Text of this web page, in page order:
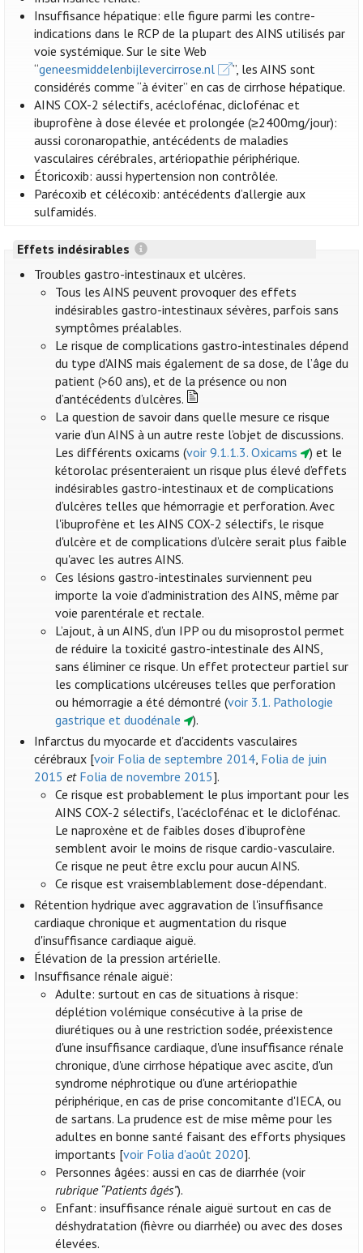
Insuffisance hépatique: elle figure parmi les contre-
indications dans le RCP de la plupart des AINS utilisés par
voie systémique. Sur le site Web
“geneesmiddelenbijlevercirrose.nl
”, les AINS sont
considérés comme “à éviter” en cas de cirrhose hépatique.
AINS COX-2 sélectifs, acéclofénac, diclofénac et
ibuprofène à dose élevée et prolongée (≥2400mg/jour):
aussi coronaropathie, antécédents de maladies
vasculaires cérébrales, artériopathie périphérique.
Étoricoxib: aussi hypertension non contrôlée.
Parécoxib et célécoxib: antécédents d’allergie aux
sulfamidés.
Effets indésirables
Troubles gastro-intestinaux et ulcères.
Tous les AINS peuvent provoquer des effets
indésirables gastro-intestinaux sévères, parfois sans
symptômes préalables.
Le risque de complications gastro-intestinales dépend
du type d’AINS mais également de sa dose, de l’âge du
patient (>60 ans), et de la présence ou non
d’antécédents d’ulcères.
La question de savoir dans quelle mesure ce risque
varie d’un AINS à un autre reste l’objet de discussions.
Les différents oxicams (voir 9.1.1.3. Oxicams
) et le
kétorolac présenteraient un risque plus élevé d’effets
indésirables gastro-intestinaux et de complications
d’ulcères telles que hémorragie et perforation. Avec
l'ibuprofène et les AINS COX-2 sélectifs, le risque
d'ulcère et de complications d’ulcère serait plus faible
qu'avec les autres AINS.
Ces lésions gastro-intestinales surviennent peu
importe la voie d’administration des AINS, même par
voie parentérale et rectale.
L’ajout, à un AINS, d’un IPP ou du misoprostol permet
de réduire la toxicité gastro-intestinale des AINS,
sans éliminer ce risque. Un effet protecteur partiel sur
les complications ulcéreuses telles que perforation
ou hémorragie a été démontré (voir 3.1. Pathologie
gastrique et duodénale
).
Infarctus du myocarde et d'accidents vasculaires
cérébraux [voir Folia de septembre 2014, Folia de juin
2015 et Folia de novembre 2015].
Ce risque est probablement le plus important pour les
AINS COX-2 sélectifs, l'acéclofénac et le diclofénac.
Le naproxène et de faibles doses d’ibuprofène
semblent avoir le moins de risque cardio-vasculaire.
Ce risque ne peut être exclu pour aucun AINS.
Ce risque est vraisemblablement dose-dépendant.
Rétention hydrique avec aggravation de l'insuffisance
cardiaque chronique et augmentation du risque
d'insuffisance cardiaque aiguë.
Élévation de la pression artérielle.
Insuffisance rénale aiguë:
Adulte: surtout en cas de situations à risque:
déplétion volémique consécutive à la prise de
diurétiques ou à une restriction sodée, préexistence
d'une insuffisance cardiaque, d'une insuffisance rénale
chronique, d'une cirrhose hépatique avec ascite, d'un
syndrome néphrotique ou d'une artériopathie
périphérique, en cas de prise concomitante d'IECA, ou
de sartans. La prudence est de mise même pour les
adultes en bonne santé faisant des efforts physiques
importants [voir Folia d'août 2020].
Personnes âgées: aussi en cas de diarrhée (voir
rubrique “Patients âgés”).
Enfant: insuffisance rénale aiguë surtout en cas de
déshydratation (fièvre ou diarrhée) ou avec des doses
élevées.